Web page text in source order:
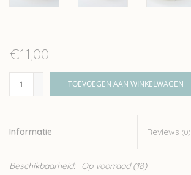
€11,00
+
-
TOEVOEGEN AAN WINKELWAGEN
Informatie Reviews (0)
Beschikbaarheid: Op voorraad(18)